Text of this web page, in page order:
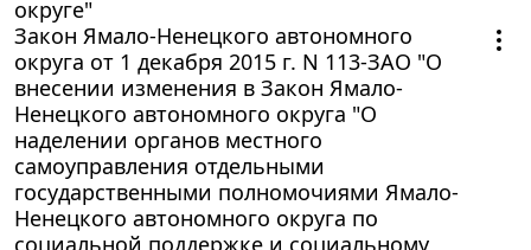
округе"
Закон Ямало-Ненецкого автономного
округа от 1 декабря 2015 г. N 113-ЗАО "О
внесении изменения в Закон Ямало-
Ненецкого автономного округа "О
наделении органов местного
самоуправления отдельными
государственными полномочиями Ямало-
Ненецкого автономного округа по
социальной поддержке и социальному